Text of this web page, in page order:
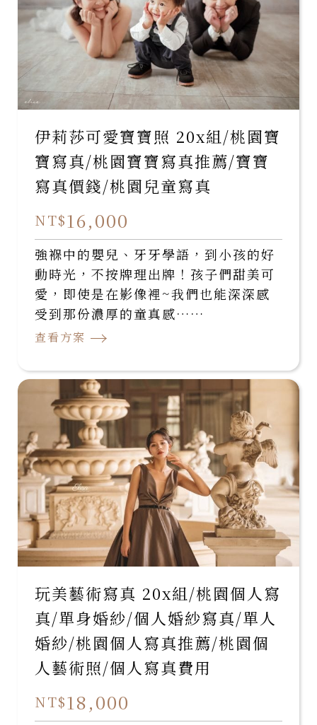
伊莉莎可愛寶寶照 20x組/桃園寶
寶寫真/桃園寶寶寫真推薦/寶寶
寫真價錢/桃園兒童寫真
NT$16,000
強褓中的嬰兒、牙牙學語，到小孩的好
動時光，不按牌理出牌！孩子們甜美可
愛，即使是在影像裡~我們也能深深感
受到那份濃厚的童真感……
查看方案 →
玩美藝術寫真 20x組/桃園個人寫
真/單身婚紗/個人婚紗寫真/單人
婚紗/桃園個人寫真推薦/桃園個
人藝術照/個人寫真費用
NT$18,000